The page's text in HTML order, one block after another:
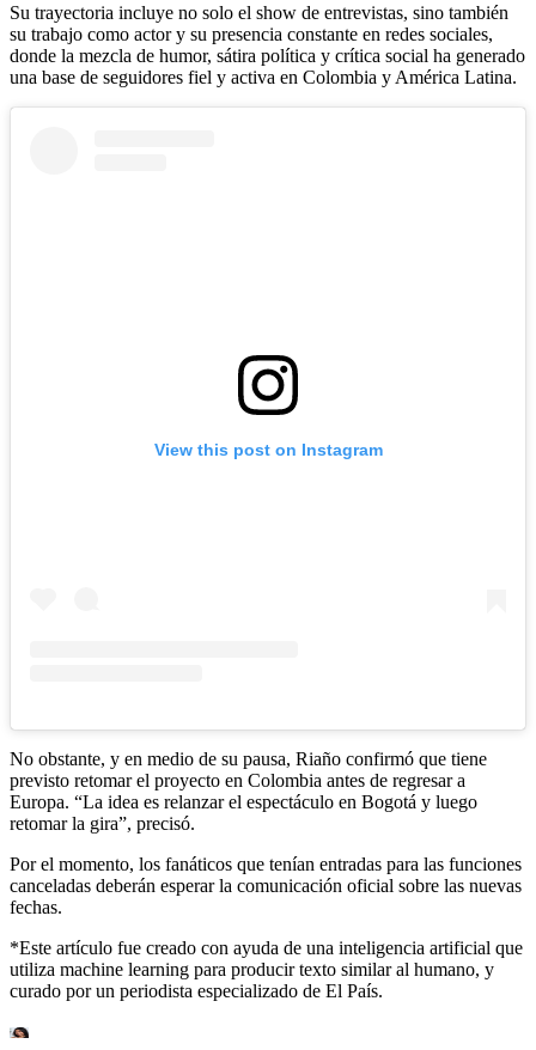
Su trayectoria incluye no solo el show de entrevistas, sino también
su trabajo como actor y su presencia constante en redes sociales,
donde la mezcla de humor, sátira política y crítica social ha generado
una base de seguidores fiel y activa en Colombia y América Latina.
View this post on Instagram
No obstante, y en medio de su pausa, Riaño confirmó que tiene
previsto retomar el proyecto en Colombia antes de regresar a
Europa. “La idea es relanzar el espectáculo en Bogotá y luego
retomar la gira”, precisó.
Por el momento, los fanáticos que tenían entradas para las funciones
canceladas deberán esperar la comunicación oficial sobre las nuevas
fechas.
*Este artículo fue creado con ayuda de una inteligencia artificial que
utiliza machine learning para producir texto similar al humano, y
curado por un periodista especializado de El País.